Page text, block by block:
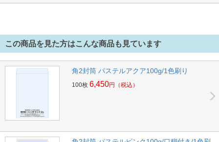
この商品を見た方はこんな商品も見ています
角2封筒 パステルアクア100g/1色刷り
100枚 6,450円 （税込）